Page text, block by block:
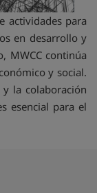
actividades para
en desarrollo y
MWCC continúa
y social.
la colaboración
esencial para el